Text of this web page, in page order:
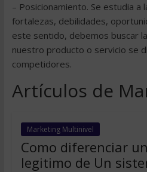
– Posicionamiento. Se estudia a
fortalezas, debilidades,
este sentido, debemos buscar
nuestro producto o servicio se
competidores.
Artículos de
Marketing Multinivel
Como diferenciar
legitimo de Un